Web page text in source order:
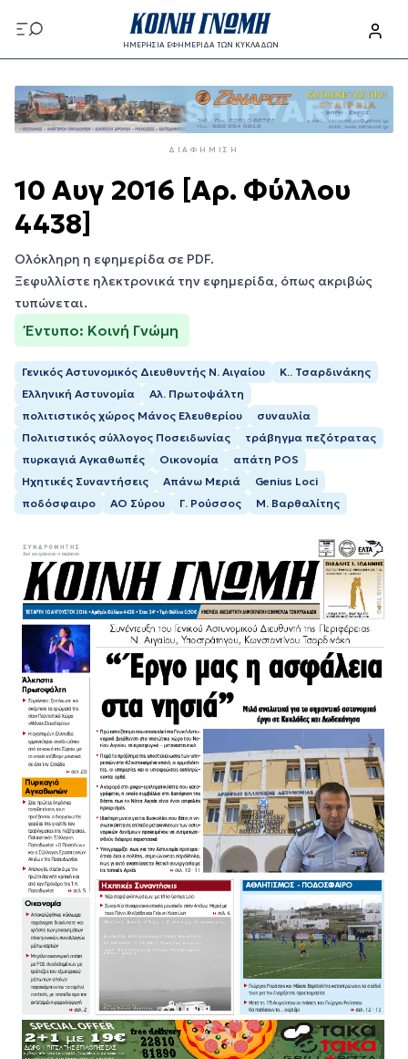
προς
το
περιεχόμενο
ΗΜΕΡΗΣΙΑ ΕΦΗΜΕΡΙΔΑ ΤΩΝ ΚΥΚΛΑΔΩΝ
προς
το
κυρίως
ΔΙΑΦΉΜΙΣΗ
10 Αυγ 2016 [Αρ. Φύλλου
4438]
Ολόκληρη η εφημερίδα σε PDF.
Ξεφυλλίστε ηλεκτρονικά την εφημερίδα, όπως ακριβώς
τυπώνεται.
Έντυπο: Κοινή Γνώμη
Γενικός Αστυνομικός Διευθυντής Ν. Αιγαίου
Κ.. Τσαρδινάκης
Ελληνική Αστυνομία
Αλ. Πρωτοψάλτη
πολιτιστικός χώρος Μάνος Ελευθερίου
συναυλία
Πολιτιστικός σύλλογος Ποσειδωνίας
τράβηγμα πεζότρατας
πυρκαγιά Αγκαθωπές
Οικονομία
απάτη POS
Ηχητικές Συναντήσεις
Απάνω Μεριά
Genius Loci
ποδόσφαιρο
ΑΟ Σύρου Γ. Ρούσσος Μ. Βαρθαλίτης